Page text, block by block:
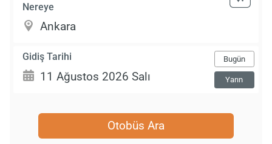
Nereye
Gidiş Tarihi Bugün
Yarın
Otobüs Ara